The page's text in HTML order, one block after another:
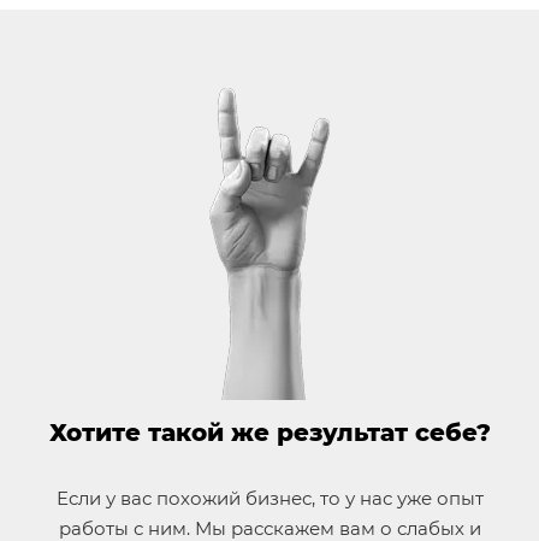
Хотите такой же результат себе?
Если у вас похожий бизнес, то у нас уже опыт
работы с ним. Мы расскажем вам о слабых и